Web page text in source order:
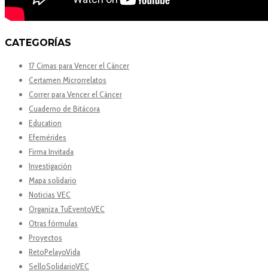
CATEGORÍAS
17 Cimas para Vencer el Cáncer
Certamen Microrrelatos
Correr para Vencer el Cáncer
Cuaderno de Bitácora
Education
Efemérides
Firma Invitada
Investigación
Mapa solidario
Noticias VEC
Organiza TuEventoVEC
Otras fórmulas
Proyectos
RetoPelayoVida
SelloSolidarioVEC